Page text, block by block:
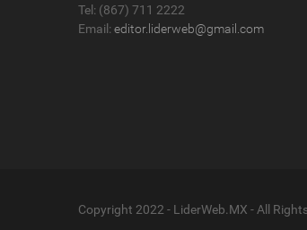
Tel: (867) 711 2222
Email: editor.liderweb@gmail.com
Copyright 2022 - LiderWeb.MX - All